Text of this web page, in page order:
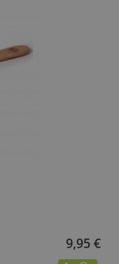
9,95 €